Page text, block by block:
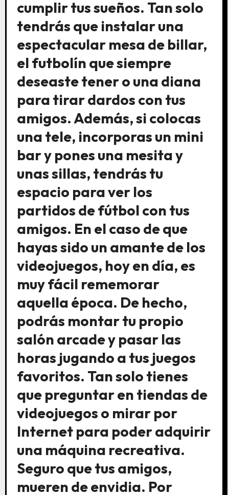
cumplir tus sueños. Tan solo
tendrás que instalar una
espectacular mesa de billar,
el futbolín que siempre
deseaste tener o una diana
para tirar dardos con tus
amigos. Además, si colocas
una tele, incorporas un mini
bar y pones una mesita y
unas sillas, tendrás tu
espacio para ver los
partidos de fútbol con tus
amigos. En el caso de que
hayas sido un amante de los
videojuegos, hoy en día, es
muy fácil rememorar
aquella época. De hecho,
podrás montar tu propio
salón arcade y pasar las
horas jugando a tus juegos
favoritos. Tan solo tienes
que preguntar en tiendas de
videojuegos o mirar por
Internet para poder adquirir
una máquina recreativa.
Seguro que tus amigos,
mueren de envidia. Por